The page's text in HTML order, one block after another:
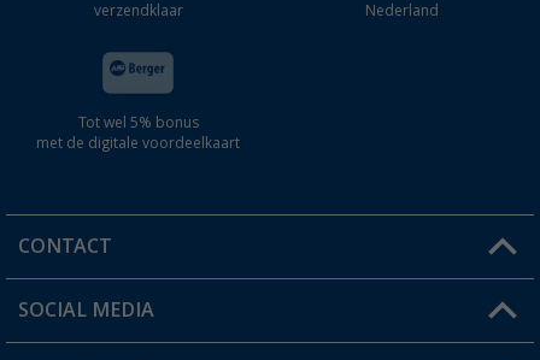
verzendklaar
Nederland
Tot wel 5% bonus
met de digitale voordeelkaart
CONTACT
Een vraag?
SOCIAL MEDIA